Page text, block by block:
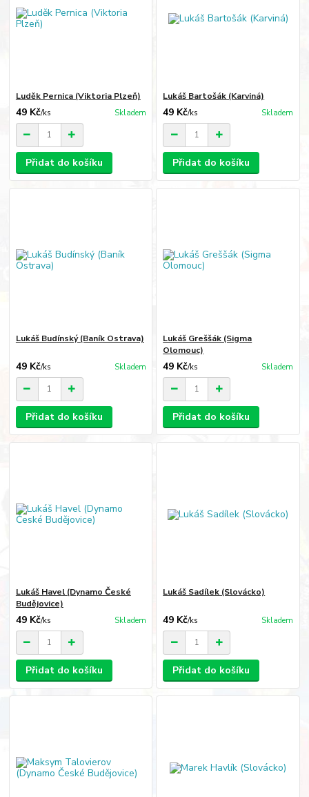
Luděk Pernica (Viktoria Plzeň)
49 Kč/ks Skladem
Přidat do košíku
Lukáš Bartošák (Karviná)
49 Kč/ks Skladem
Přidat do košíku
Lukáš Budínský (Baník Ostrava)
49 Kč/ks Skladem
Přidat do košíku
Lukáš Greššák (Sigma
Olomouc)
49 Kč/ks Skladem
Přidat do košíku
Lukáš Havel (Dynamo České
Budějovice)
49 Kč/ks Skladem
Přidat do košíku
Lukáš Sadílek (Slovácko)
49 Kč/ks Skladem
Přidat do košíku